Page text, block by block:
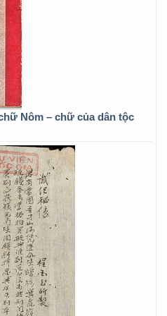
Nôm – chữ của dân tộc